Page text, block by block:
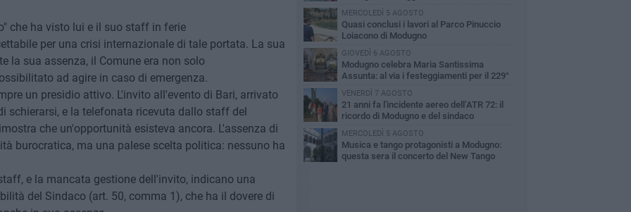
che ha visto lui e il suo staff in ferie
per una crisi internazionale di tale portata. La sua
la sua assenza, il Comune era non solo
ad agire in caso di emergenza.
un presidio attivo. L'invito all'evento di Bari, arrivato
schierarsi, e la telefonata ricevuta dallo staff del
che un'opportunità esisteva ancora. L'assenza di
burocratica, ma una palese scelta politica: nessuno ha
e la mancata gestione dell'invito, indicano una
del Sindaco (art. 50, comma 1), che ha il dovere di
MERCOLEDÌ 5 AGOSTO
Quasi conclusi i lavori al Parco Pinuccio
Loiacono di Modugno
GIOVEDÌ 6 AGOSTO
Modugno celebra Maria Santissima
Assunta: al via i festeggiamenti per il 229°
anniversario della Traslazione
VENERDÌ 7 AGOSTO
21 anni fa l'incidente aereo dell’ATR 72: il
ricordo di Modugno e del sindaco
Montebruno
MERCOLEDÌ 5 AGOSTO
Musica e tango protagonisti a Modugno:
questa sera il concerto del New Tango